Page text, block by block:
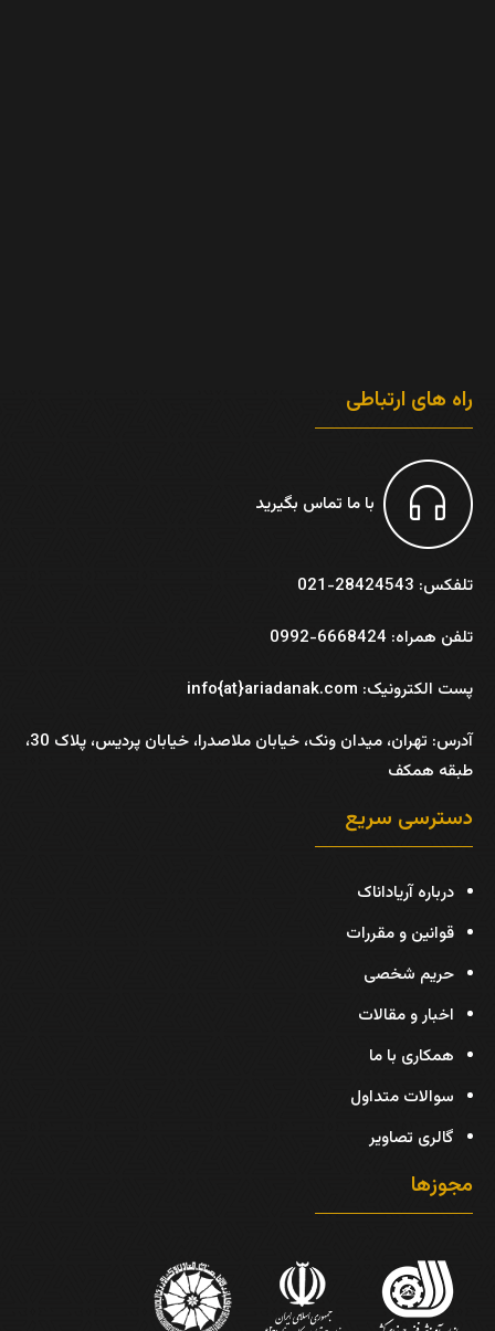
راه های ارتباطی
با ما تماس بگیرید
تلفکس: 28424543-021
تلفن همراه: 6668424-0992
پست الکترونیک: info{at}ariadanak.com
آدرس:
تهران، میدان ونک، خیابان ملاصدرا، خیابان پردیس، پلاک 30،
طبقه همکف
دسترسی سریع
درباره آریاداناک
قوانین و مقررات
حریم شخصی
اخبار و مقالات
همکاری با ما
سوالات متداول
گالری تصاویر
مجوزها